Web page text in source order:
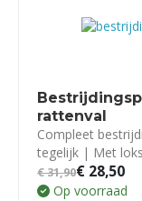
rattenval
Compleet
tegelijk | Met
€31,90€ 28,50
Op voorraad